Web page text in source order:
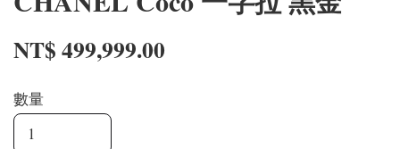
NT$ 499,999.00
數量